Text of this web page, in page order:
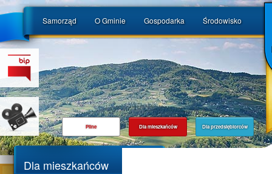
Samorząd O Gminie Gospodarka Środowisko
Pilne Dla mieszkańców Dla przedsiębiorców
Dla mieszkańców